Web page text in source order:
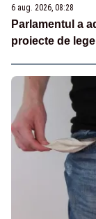
6 aug. 2026, 08:28
Parlamentul a
proiecte de